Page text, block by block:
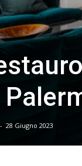
- 28 Giugno 2023